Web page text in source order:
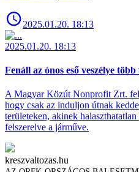
2025.01.20. 18:13
2025.01.20. 18:13
Fenáll az ónos eső veszélye
A Magyar Közút Nonprofit Zrt.
hogy csak az induljon útnak
területeken, akinek
felszerelve a járműve.
kreszvaltozas.hu